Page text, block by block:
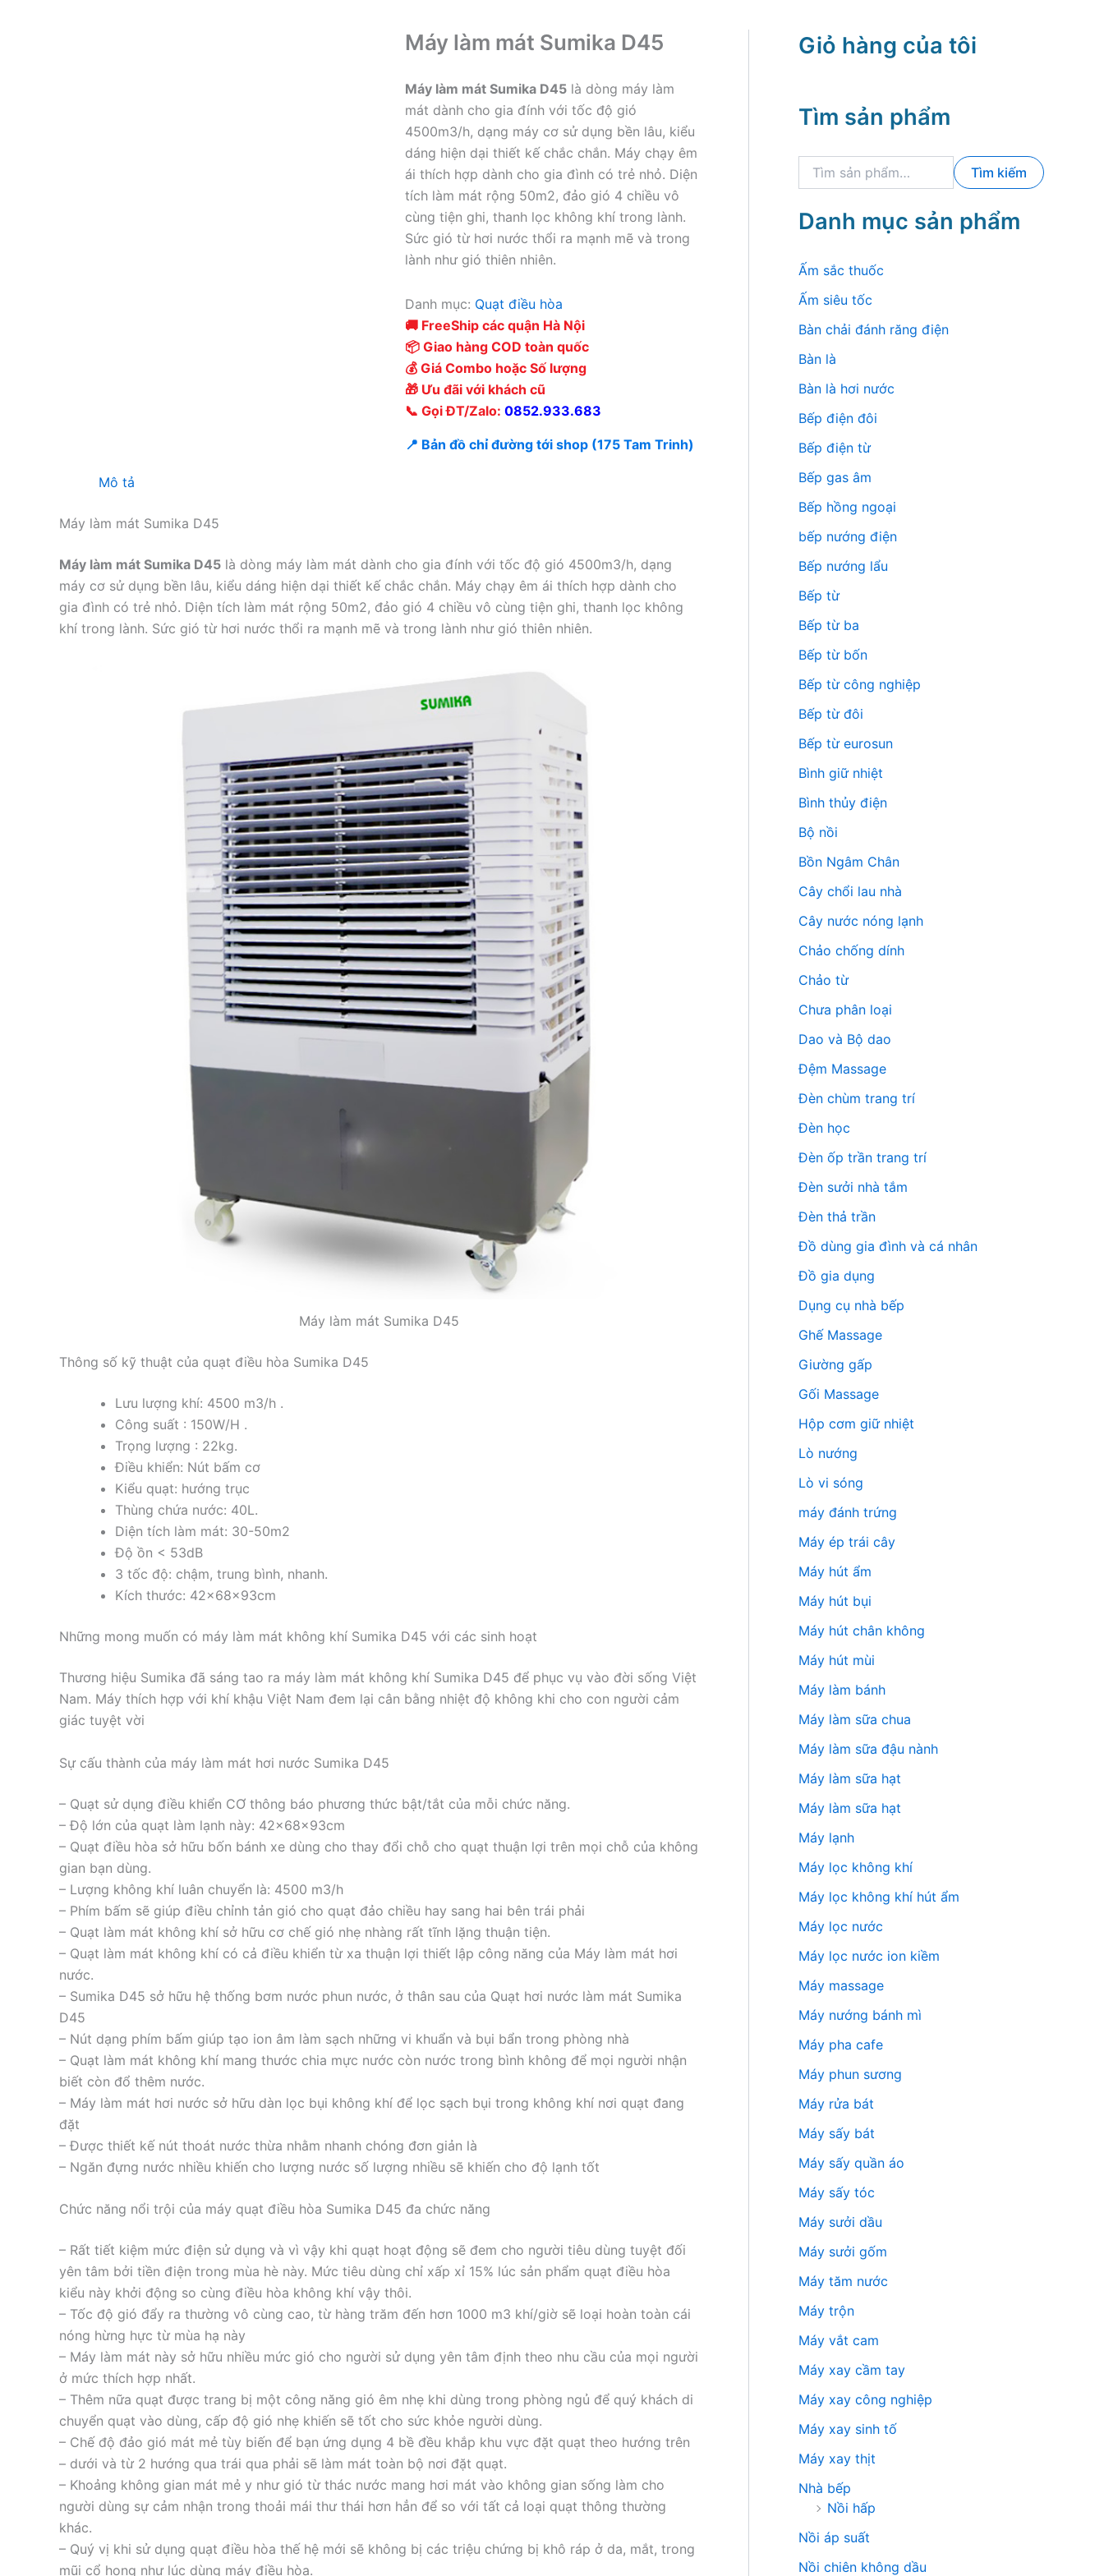
Máy làm mát Sumika D45
Máy làm mát Sumika D45là dòng máy làm
mát dành cho gia đính với tốc độ gió
4500m3/h, dạng máy cơ sử dụng bền lâu, kiểu
dáng hiện dại thiết kế chắc chắn. Máy chạy êm
ái thích hợp dành cho gia đình có trẻ nhỏ. Diện
tích làm mát rộng 50m2, đảo gió 4 chiều vô
cùng tiện ghi, thanh lọc không khí trong lành.
Sức gió từ hơi nước thổi ra mạnh mẽ và trong
lành như gió thiên nhiên.
Danh mục: Quạt điều hòa
🚚 FreeShip các quận Hà Nội
📦 Giao hàng COD toàn quốc
💰 Giá Combo hoặc Số lượng
🎁 Ưu đãi với khách cũ
📞 Gọi ĐT/Zalo: 0852.933.683
📍 Bản đồ chỉ đường tới shop (175 Tam Trinh)
Mô tả
Máy làm mát Sumika D45
Máy làm mát Sumika D45 là dòng máy làm mát dành cho gia đính với tốc độ gió 4500m3/h, dạng
máy cơ sử dụng bền lâu, kiểu dáng hiện dại thiết kế chắc chắn. Máy chạy êm ái thích hợp dành cho
gia đình có trẻ nhỏ. Diện tích làm mát rộng 50m2, đảo gió 4 chiều vô cùng tiện ghi, thanh lọc không
khí trong lành. Sức gió từ hơi nước thổi ra mạnh mẽ và trong lành như gió thiên nhiên.
Máy làm mát Sumika D45
Thông số kỹ thuật của quạt điều hòa Sumika D45
Lưu lượng khí: 4500 m3/h .
Công suất : 150W/H .
Trọng lượng : 22kg.
Điều khiển: Nút bấm cơ
Kiểu quạt: hướng trục
Thùng chứa nước: 40L.
Diện tích làm mát: 30-50m2
Độ ồn < 53dB
3 tốc độ: chậm, trung bình, nhanh.
Kích thước: 42x68x93cm
Những mong muốn có máy làm mát không khí Sumika D45 với các sinh hoạt
Thương hiệu Sumika đã sáng tao ra máy làm mát không khí Sumika D45 để phục vụ vào đời sống Việt
Nam. Máy thích hợp với khí khậu Việt Nam đem lại cân bằng nhiệt độ không khi cho con người cảm
giác tuyệt vời
Sự cấu thành của máy làm mát hơi nước Sumika D45
– Quạt sử dụng điều khiển CƠ thông báo phương thức bật/tắt của mỗi chức năng.
– Độ lớn của quạt làm lạnh này: 42x68x93cm
– Quạt điều hòa sở hữu bốn bánh xe dùng cho thay đổi chỗ cho quạt thuận lợi trên mọi chỗ của không
gian bạn dùng.
– Lượng không khí luân chuyển là: 4500 m3/h
– Phím bấm sẽ giúp điều chỉnh tản gió cho quạt đảo chiều hay sang hai bên trái phải
– Quạt làm mát không khí sở hữu cơ chế gió nhẹ nhàng rất tĩnh lặng thuận tiện.
– Quạt làm mát không khí có cả điều khiển từ xa thuận lợi thiết lập công năng của Máy làm mát hơi
nước.
– Sumika D45 sở hữu hệ thống bơm nước phun nước, ở thân sau của Quạt hơi nước làm mát Sumika
D45
– Nút dạng phím bấm giúp tạo ion âm làm sạch những vi khuẩn và bụi bẩn trong phòng nhà
– Quạt làm mát không khí mang thước chia mực nước còn nước trong bình không để mọi người nhận
biết còn đổ thêm nước.
– Máy làm mát hơi nước sở hữu dàn lọc bụi không khí để lọc sạch bụi trong không khí nơi quạt đang
đặt
– Được thiết kế nút thoát nước thừa nhằm nhanh chóng đơn giản là
– Ngăn đựng nước nhiều khiến cho lượng nước số lượng nhiều sẽ khiến cho độ lạnh tốt
Chức năng nổi trội của máy quạt điều hòa Sumika D45 đa chức năng
– Rất tiết kiệm mức điện sử dụng và vì vậy khi quạt hoạt động sẽ đem cho người tiêu dùng tuyệt đối
yên tâm bởi tiền điện trong mùa hè này. Mức tiêu dùng chỉ xấp xỉ 15% lúc sản phẩm quạt điều hòa
kiểu này khởi động so cùng điều hòa không khí vậy thôi.
– Tốc độ gió đẩy ra thường vô cùng cao, từ hàng trăm đến hơn 1000 m3 khí/giờ sẽ loại hoàn toàn cái
nóng hừng hực từ mùa hạ này
– Máy làm mát này sở hữu nhiều mức gió cho người sử dụng yên tâm định theo nhu cầu của mọi người
ở mức thích hợp nhất.
– Thêm nữa quạt được trang bị một công năng gió êm nhẹ khi dùng trong phòng ngủ để quý khách di
chuyển quạt vào dùng, cấp độ gió nhẹ khiến sẽ tốt cho sức khỏe người dùng.
– Chế độ đảo gió mát mẻ tùy biến để bạn ứng dụng 4 bề đều khắp khu vực đặt quạt theo hướng trên
– dưới và từ 2 hướng qua trái qua phải sẽ làm mát toàn bộ nơi đặt quạt.
– Khoảng không gian mát mẻ y như gió từ thác nước mang hơi mát vào không gian sống làm cho
người dùng sự cảm nhận trong thoải mái thư thái hơn hẳn để so với tất cả loại quạt thông thường
khác.
– Quý vị khi sử dụng quạt điều hòa thế hệ mới sẽ không bị các triệu chứng bị khô ráp ở da, mắt, trong
mũi cổ họng như lúc dùng máy điều hòa.
Giỏ hàng của tôi
Tìm sản phẩm
k
m
:
Tìm kiếm
Danh mục sản phẩm
Ấm sắc thuốc
Ấm siêu tốc
Bàn chải đánh răng điện
Bàn là
Bàn là hơi nước
Bếp điện đôi
Bếp điện từ
Bếp gas âm
Bếp hồng ngoại
bếp nướng điện
Bếp nướng lẩu
Bếp từ
Bếp từ ba
Bếp từ bốn
Bếp từ công nghiệp
Bếp từ đôi
Bếp từ eurosun
Bình giữ nhiệt
Bình thủy điện
Bộ nồi
Bồn Ngâm Chân
Cây chổi lau nhà
Cây nước nóng lạnh
Chảo chống dính
Chảo từ
Chưa phân loại
Dao và Bộ dao
Đệm Massage
Đèn chùm trang trí
Đèn học
Đèn ốp trần trang trí
Đèn sưởi nhà tắm
Đèn thả trần
Đồ dùng gia đình và cá nhân
Đồ gia dụng
Dụng cụ nhà bếp
Ghế Massage
Giường gấp
Gối Massage
Hộp cơm giữ nhiệt
Lò nướng
Lò vi sóng
máy đánh trứng
Máy ép trái cây
Máy hút ẩm
Máy hút bụi
Máy hút chân không
Máy hút mùi
Máy làm bánh
Máy làm sữa chua
Máy làm sữa đậu nành
Máy làm sữa hạt
Máy làm sữa hạt
Máy lạnh
Máy lọc không khí
Máy lọc không khí hút ẩm
Máy lọc nước
Máy lọc nước ion kiềm
Máy massage
Máy nướng bánh mì
Máy pha cafe
Máy phun sương
Máy rửa bát
Máy sấy bát
Máy sấy quần áo
Máy sấy tóc
Máy sưởi dầu
Máy sưởi gốm
Máy tăm nước
Máy trộn
Máy vắt cam
Máy xay cầm tay
Máy xay công nghiệp
Máy xay sinh tố
Máy xay thịt
Nhà bếp
Nồi hấp
Nồi áp suất
Nồi chiên không dầu